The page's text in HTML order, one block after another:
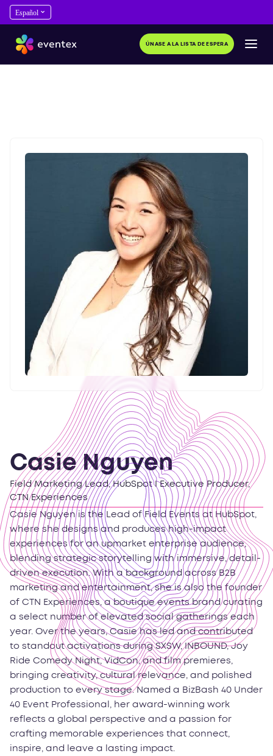
ÚNASE A LA LISTA DE ESPERA
Casie Nguyen
Field Marketing Lead, HubSpot I Executive Producer,
CTN Experiences
Casie Nguyen is the Lead of Field Events at HubSpot,
where she designs and produces high-impact
experiences for an upmarket enterprise audience,
blending strategic storytelling with immersive, detail-
driven execution. With a background across B2B
marketing and entertainment, she is also the founder
of CTN Experiences, a boutique events brand curating
a select number of elevated social gatherings each
year. Over the years, Casie has led and contributed
to standout activations during SXSW, INBOUND, Joy
Ride Comedy Night, VidCon, and film premieres,
bringing creativity, cultural relevance, and polished
production to every stage. Named a BizBash 40 Under
40 Event Professional, her award-winning work
reflects a global perspective and a passion for
crafting memorable experiences that connect,
inspire, and leave a lasting impact.